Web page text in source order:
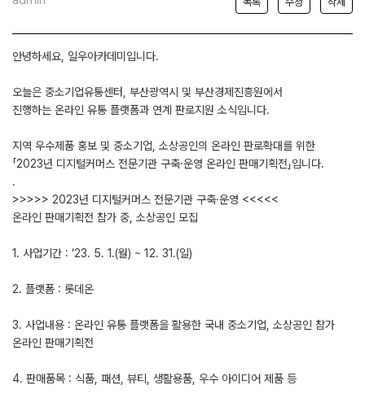
안녕하세요, 일우아카데미입니다.
오늘은 중소기업유통센터, 부산광역시 및 부산경제진흥원에서
진행하는 온라인 유통 플랫폼과 연계 판로지원 소식입니다.
지역 우수제품 홍보 및 중소기업, 소상공인의 온라인 판로확대를 위한
「2023년 디지털커머스 전문기관 구축·운영 온라인 판매기획전」입니다.
.
>>>>> 2023년 디지털커머스 전문기관 구축·운영 <<<<<
온라인 판매기획전 참가 중, 소상공인 모집
1. 사업기간 : ‘23. 5. 1.(월) ~ 12. 31.(일)
2. 플랫폼 : 롯데온
3. 사업내용 : 온라인 유통 플랫폼을 활용한 국내 중소기업, 소상공인 참가
온라인 판매기획전
4. 판매품목 : 식품, 패션, 뷰티, 생활용품, 우수 아이디어 제품 등